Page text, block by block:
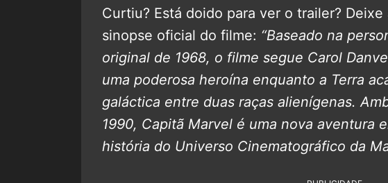
Curtiu? Está doido para ver o trailer?
sinopse oficial do filme: “Baseado na
original de 1968, o filme segue Carol
uma poderosa heroína enquanto a Terra
galáctica entre duas raças alienígenas.
1990, Capitã Marvel é uma nova aventura
história do Universo Cinematográfico da